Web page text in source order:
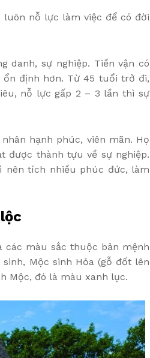
luôn nỗ lực làm việc để có đời
danh, sự nghiệp. Tiền vận có
định hơn. Từ 45 tuổi trở đi,
nỗ lực gấp 2 – 3 lần thì sự
hạnh phúc, viên mãn. Họ
được thành tựu về sự nghiệp.
tích nhiều phúc đức, làm
các màu sắc thuộc bản mệnh
Mộc sinh Hỏa (gỗ đốt lên
Mộc, đó là màu xanh lục.